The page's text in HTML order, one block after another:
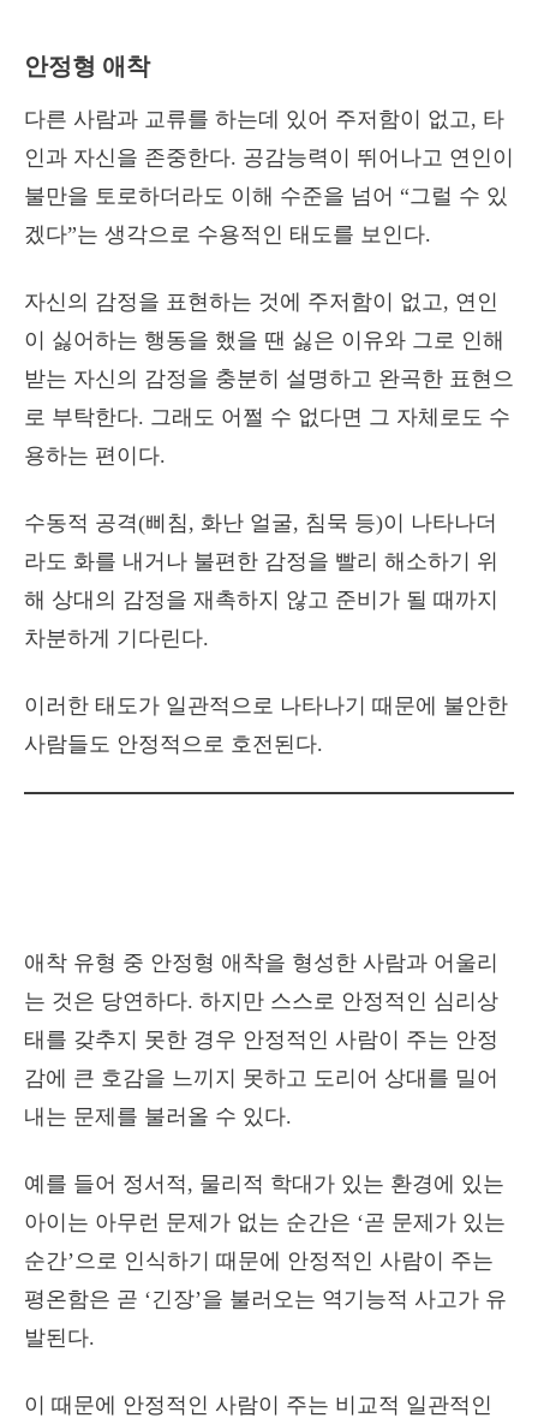
안정형 애착
다른 사람과 교류를 하는데 있어 주저함이 없고, 타
인과 자신을 존중한다. 공감능력이 뛰어나고 연인이
불만을 토로하더라도 이해 수준을 넘어 “그럴 수 있
겠다”는 생각으로 수용적인 태도를 보인다.
자신의 감정을 표현하는 것에 주저함이 없고, 연인
이 싫어하는 행동을 했을 땐 싫은 이유와 그로 인해
받는 자신의 감정을 충분히 설명하고 완곡한 표현으
로 부탁한다. 그래도 어쩔 수 없다면 그 자체로도 수
용하는 편이다.
수동적 공격(삐침, 화난 얼굴, 침묵 등)이 나타나더
라도 화를 내거나 불편한 감정을 빨리 해소하기 위
해 상대의 감정을 재촉하지 않고 준비가 될 때까지
차분하게 기다린다.
이러한 태도가 일관적으로 나타나기 때문에 불안한
사람들도 안정적으로 호전된다.
애착 유형 중 안정형 애착을 형성한 사람과 어울리
는 것은 당연하다. 하지만 스스로 안정적인 심리상
태를 갖추지 못한 경우 안정적인 사람이 주는 안정
감에 큰 호감을 느끼지 못하고 도리어 상대를 밀어
내는 문제를 불러올 수 있다.
예를 들어 정서적, 물리적 학대가 있는 환경에 있는
아이는 아무런 문제가 없는 순간은 ‘곧 문제가 있는
순간’으로 인식하기 때문에 안정적인 사람이 주는
평온함은 곧 ‘긴장’을 불러오는 역기능적 사고가 유
발된다.
이 때문에 안정적인 사람이 주는 비교적 일관적인